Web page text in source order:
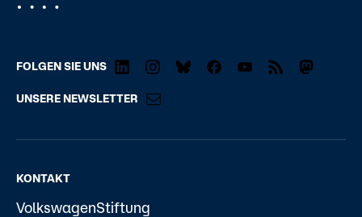
FOLGEN SIE UNS
UNSERE NEWSLETTER
KONTAKT
VolkswagenStiftung